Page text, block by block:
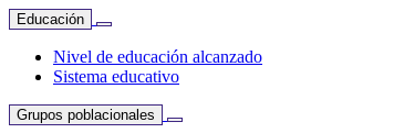
Educación
Nivel de educación alcanzado
Sistema educativo
Grupos poblacionales